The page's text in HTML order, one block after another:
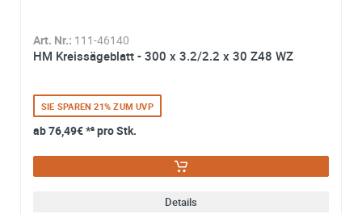
Art. Nr.: 111-46140
HM Kreissägeblatt - 300 x 3.2/2.2 x 30 Z48 WZ
SIE SPAREN 21% ZUM UVP
ab76,49€*² pro Stk.
Details